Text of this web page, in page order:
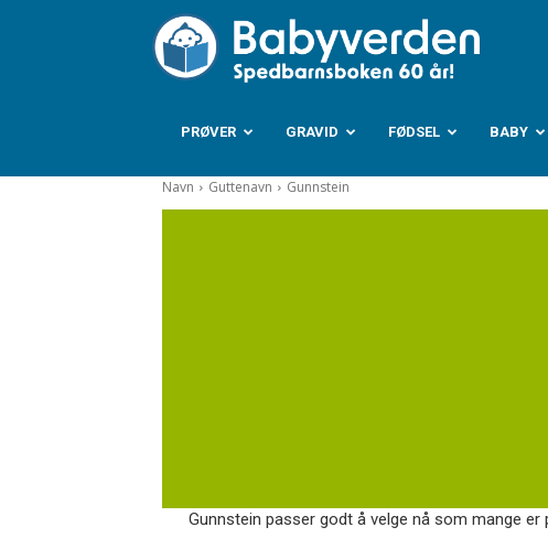
PRØVER GRAVID FØDSEL BABY
Navn Guttenavn Gunnstein
Gunnstein passer godt å velge nå som mange